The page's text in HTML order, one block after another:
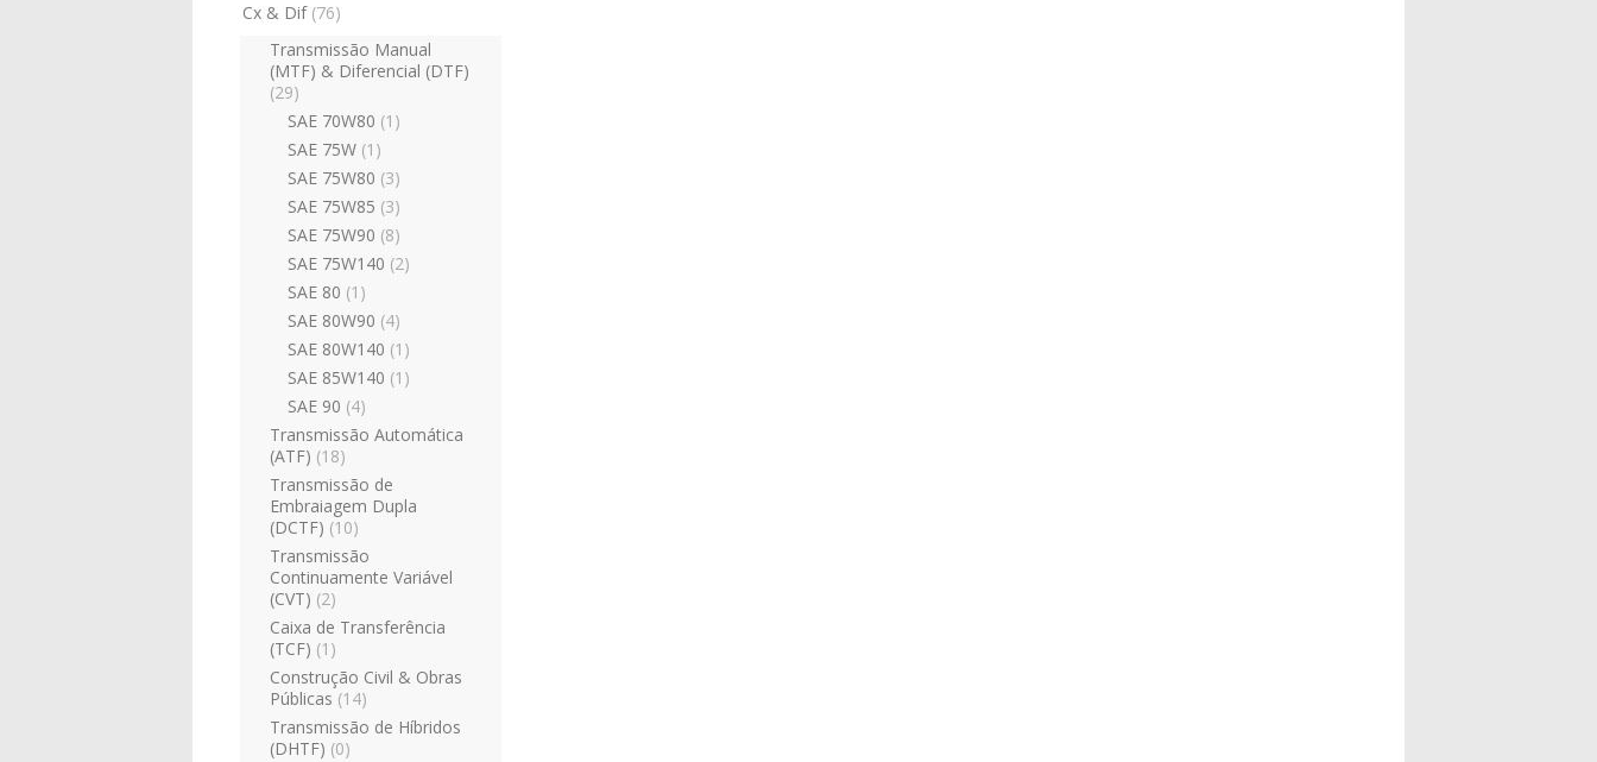
Cx & Dif (76)
Transmissão Manual
(MTF) & Diferencial (DTF)
(29)
SAE 70W80 (1)
SAE 75W (1)
SAE 75W80 (3)
SAE 75W85 (3)
SAE 75W90 (8)
SAE 75W140 (2)
SAE 80 (1)
SAE 80W90 (4)
SAE 80W140 (1)
SAE 85W140 (1)
SAE 90 (4)
Transmissão Automática
(ATF) (18)
Transmissão de
Embraiagem Dupla
(DCTF) (10)
Transmissão
Continuamente Variável
(CVT) (2)
Caixa de Transferência
(TCF) (1)
Construção Civil & Obras
Públicas (14)
Transmissão de Híbridos
(DHTF) (0)